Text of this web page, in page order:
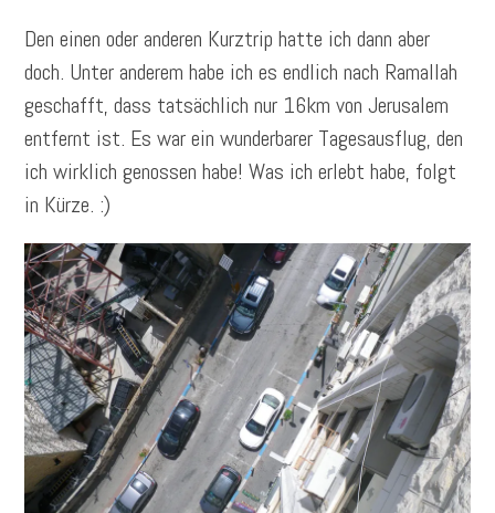
Den einen oder anderen Kurztrip hatte ich dann aber
doch. Unter anderem habe ich es endlich nach Ramallah
geschafft, dass tatsächlich nur 16km von Jerusalem
entfernt ist. Es war ein wunderbarer Tagesausflug, den
ich wirklich genossen habe! Was ich erlebt habe, folgt
in Kürze. :)